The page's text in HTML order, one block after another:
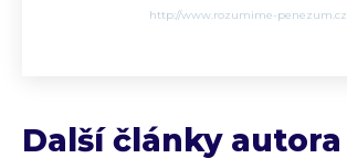
http://www.rozumime-penezum.cz
Další články autora